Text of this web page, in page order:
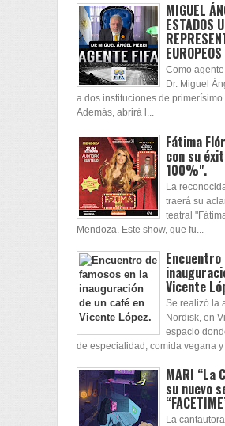
MIGUEL
ESTADOS
Como agente
Dr. Miguel
a dos instituciones de primerísimo
Además, abrirá l...
Fátima
con su
100%".
La
traerá su
teatral
Mendoza. Este show, que fu...
Vicente
Se realizó la
Nordisk, en
espacio
de especialidad, comida vegana y
MARI “La
su nuevo
La